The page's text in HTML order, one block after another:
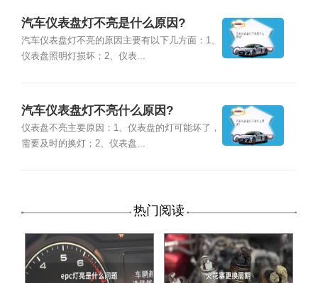
汽车仪表盘灯不亮是什么原因?
汽车仪表盘灯不亮的原因主要有以下几方面：1、
仪表盘照明灯损坏；2、仪表...
汽车仪表盘灯不亮什么原因?
仪表盘不亮主要原因：1、仪表盘的灯可能坏了，
需要及时的换灯；2、仪表盘...
热门阅读